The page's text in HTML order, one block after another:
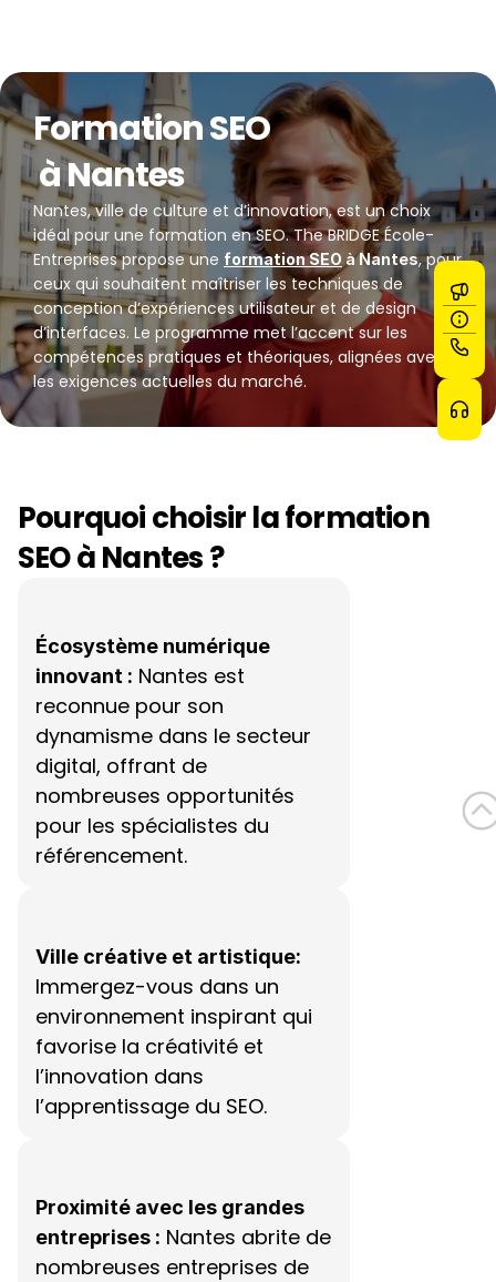
Formation SEO
à Nantes
Nantes, ville de culture et d’innovation, est un choix
idéal pour une formation en SEO. The BRIDGE École-
Entreprises propose une formation SEO à Nantes, pour
ceux qui souhaitent maîtriser les techniques de
conception d’expériences utilisateur et de design
d’interfaces. Le programme met l’accent sur les
compétences pratiques et théoriques, alignées avec
les exigences actuelles du marché.
Pourquoi choisir la formation
SEO à Nantes ?
Écosystème numérique
innovant : Nantes est
reconnue pour son
dynamisme dans le secteur
digital, offrant de
nombreuses opportunités
pour les spécialistes du
référencement.
Ville créative et artistique:
Immergez-vous dans un
environnement inspirant qui
favorise la créativité et
l’innovation dans
l’apprentissage du SEO.
Proximité avec les grandes
entreprises : Nantes abrite de
nombreuses entreprises de